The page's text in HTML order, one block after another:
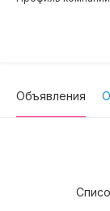
Объявления